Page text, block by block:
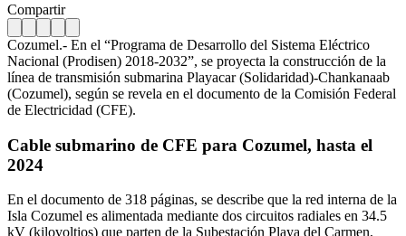
Compartir
Cozumel.- En el “Programa de Desarrollo del Sistema Eléctrico
Nacional (Prodisen) 2018-2032”, se proyecta la construcción de la
línea de transmisión submarina Playacar (Solidaridad)-Chankanaab
(Cozumel), según se revela en el documento de la Comisión Federal
de Electricidad (CFE).
Cable submarino de CFE para Cozumel, hasta el
2024
En el documento de 318 páginas, se describe que la red interna de la
Isla Cozumel es alimentada mediante dos circuitos radiales en 34.5
kV (kilovoltios) que parten de la Subestación Playa del Carmen,